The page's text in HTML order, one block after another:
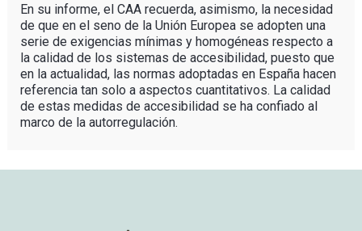
En su informe, el CAA recuerda, asimismo, la necesidad
de que en el seno de la Unión Europea se adopten una
serie de exigencias mínimas y homogéneas respecto a
la calidad de los sistemas de accesibilidad, puesto que
en la actualidad, las normas adoptadas en España hacen
referencia tan solo a aspectos cuantitativos. La calidad
de estas medidas de accesibilidad se ha confiado al
marco de la autorregulación.